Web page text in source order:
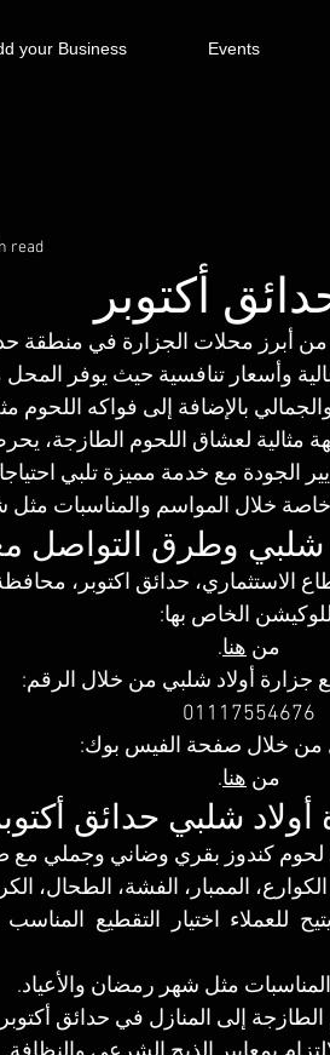
your Business Events
أكتوبر
read
من أبرز محلات الجزارة في منطقة
طازجة 100% بجودة عالية وأسعار تنافسية حيث
بالإضافة إلى فواكه اللحوم
مثالية لعشاق اللحوم الطازجة،
الجودة مع خدمة مميزة تلبي
خلال المواسم والمناسبات مثل
شلبي وطرق التواصل
الاستثماري، حدائق اكتوبر،
الخاص بها:
من هنا.
جزارة أولاد شلبي من خلال الرقم:
01117554676
من خلال صفحة الفيس بوك:
من هنا.
شلبي حدائق
الممبار، الفشة، الطحال،
مثل شهر رمضان والأعياد.
إلى المنازل في حدائق